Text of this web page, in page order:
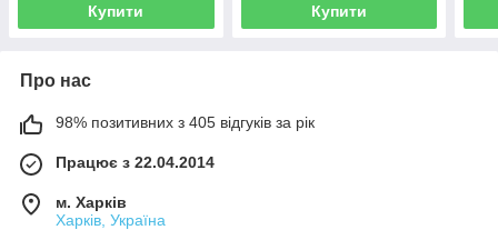
Купити Купити
Про нас
98% позитивних з 405 відгуків за рік
Працює з 22.04.2014
м. Харків
Харків, Україна